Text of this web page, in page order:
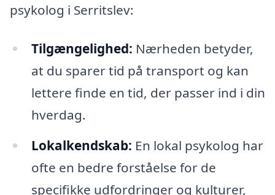
psykolog i Serritslev:
Tilgængelighed: Nærheden betyder,
at du sparer tid på transport og kan
lettere finde en tid, der passer ind i din
hverdag.
Lokalkendskab: En lokal psykolog har
ofte en bedre forståelse for de
specifikke udfordringer og kulturer,